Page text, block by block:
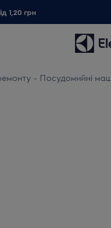
1,20 грн
ремонту - Посудомийні